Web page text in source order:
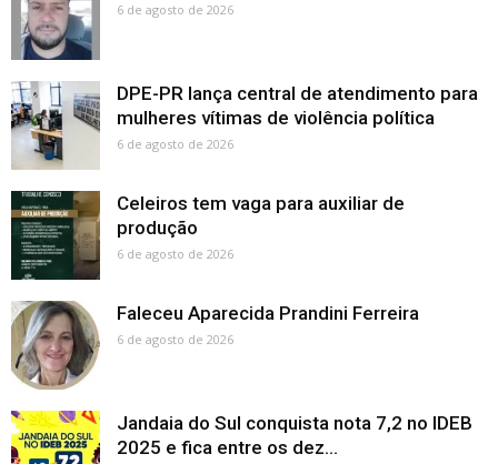
6 de agosto de 2026
DPE-PR lança central de atendimento para
mulheres vítimas de violência política
6 de agosto de 2026
Celeiros tem vaga para auxiliar de
produção
6 de agosto de 2026
Faleceu Aparecida Prandini Ferreira
6 de agosto de 2026
Jandaia do Sul conquista nota 7,2 no IDEB
2025 e fica entre os dez...